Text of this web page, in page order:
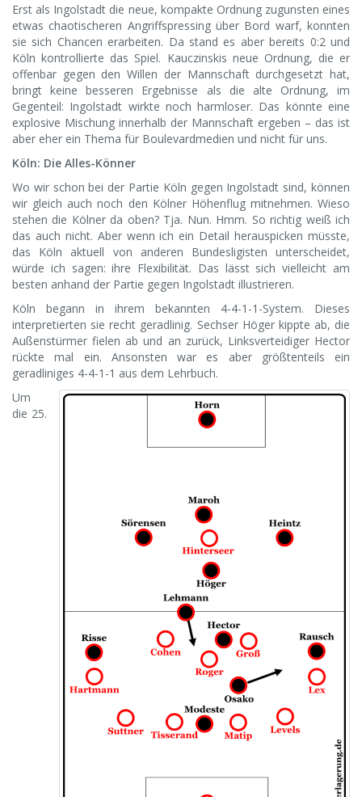
Erst als Ingolstadt die neue, kompakte Ordnung zugunsten eines
etwas chaotischeren Angriffspressing über Bord warf, konnten
sie sich Chancen erarbeiten. Da stand es aber bereits 0:2 und
Köln kontrollierte das Spiel. Kauczinskis neue Ordnung, die er
offenbar gegen den Willen der Mannschaft durchgesetzt hat,
bringt keine besseren Ergebnisse als die alte Ordnung, im
Gegenteil: Ingolstadt wirkte noch harmloser. Das könnte eine
explosive Mischung innerhalb der Mannschaft ergeben – das ist
aber eher ein Thema für Boulevardmedien und nicht für uns.
Köln: Die Alles-Könner
Wo wir schon bei der Partie Köln gegen Ingolstadt sind, können
wir gleich auch noch den Kölner Höhenflug mitnehmen. Wieso
stehen die Kölner da oben? Tja. Nun. Hmm. So richtig weiß ich
das auch nicht. Aber wenn ich ein Detail herauspicken müsste,
das Köln aktuell von anderen Bundesligisten unterscheidet,
würde ich sagen: ihre Flexibilität. Das lässt sich vielleicht am
besten anhand der Partie gegen Ingolstadt illustrieren.
Köln begann in ihrem bekannten 4-4-1-1-System. Dieses
interpretierten sie recht geradlinig. Sechser Höger kippte ab, die
Außenstürmer fielen ab und an zurück, Linksverteidiger Hector
rückte mal ein. Ansonsten war es aber größtenteils ein
geradliniges 4-4-1-1 aus dem Lehrbuch.
Um
die 25.